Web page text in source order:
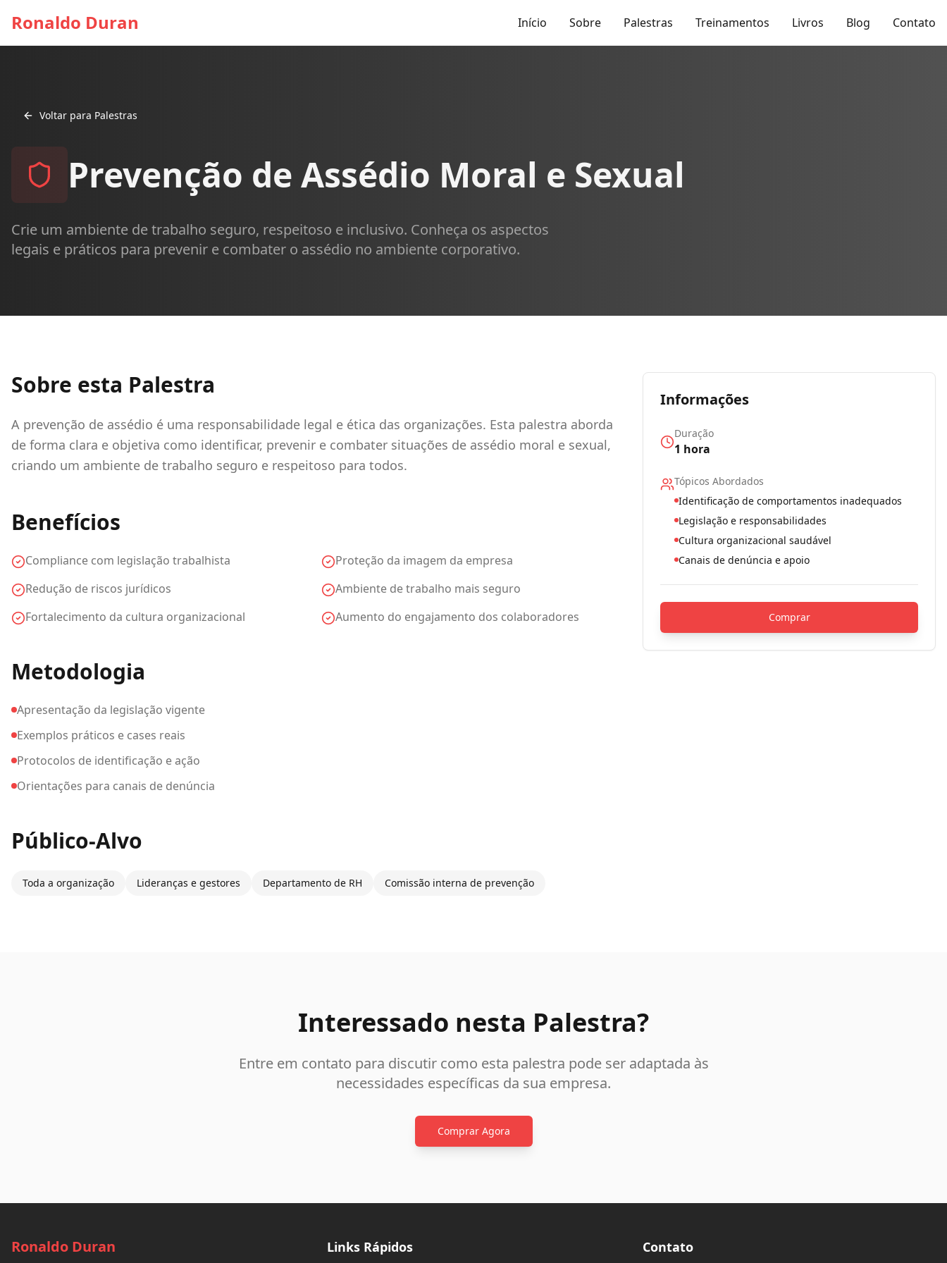
Ronaldo Duran Início Sobre Palestras Treinamentos Livros Blog Contato
Voltar para Palestras
Prevenção de Assédio Moral e Sexual
Crie um ambiente de trabalho seguro, respeitoso e inclusivo. Conheça os aspectos
legais e práticos para prevenir e combater o assédio no ambiente corporativo.
Sobre esta Palestra
A prevenção de assédio é uma responsabilidade legal e ética das organizações. Esta palestra aborda
de forma clara e objetiva como identificar, prevenir e combater situações de assédio moral e sexual,
criando um ambiente de trabalho seguro e respeitoso para todos.
Benefícios
Compliance com legislação trabalhista
Proteção da imagem da empresa
Redução de riscos jurídicos
Ambiente de trabalho mais seguro
Fortalecimento da cultura organizacional
Aumento do engajamento dos colaboradores
Metodologia
Apresentação da legislação vigente
Exemplos práticos e cases reais
Protocolos de identificação e ação
Orientações para canais de denúncia
Público-Alvo
Toda a organização Lideranças e gestores Departamento de RH Comissão interna de prevenção
Informações
Duração
1 hora
Tópicos Abordados
Identificação de comportamentos inadequados
Legislação e responsabilidades
Cultura organizacional saudável
Canais de denúncia e apoio
Comprar
Interessado nesta Palestra?
Entre em contato para discutir como esta palestra pode ser adaptada às
necessidades específicas da sua empresa.
Comprar Agora
Ronaldo Duran Links Rápidos Contato